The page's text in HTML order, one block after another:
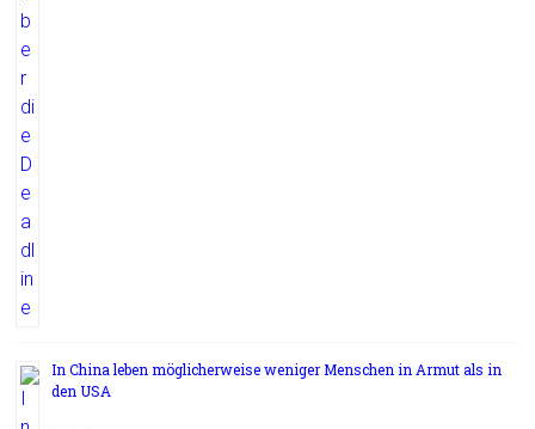
In China leben möglicherweise weniger Menschen in Armut als in
den USA